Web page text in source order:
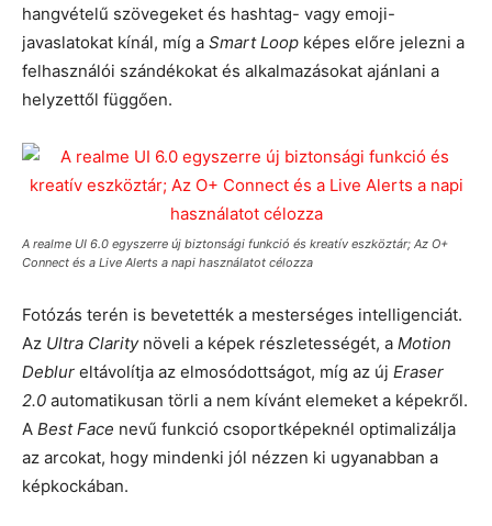
hangvételű szövegeket és hashtag- vagy emoji-
javaslatokat kínál, míg a Smart Loop képes előre jelezni a
felhasználói szándékokat és alkalmazásokat ajánlani a
helyzettől függően.
A realme UI 6.0 egyszerre új biztonsági funkció és kreatív eszköztár; Az O+
Connect és a Live Alerts a napi használatot célozza
Fotózás terén is bevetették a mesterséges intelligenciát.
Az Ultra Claritynöveli a képek részletességét, a Motion
Deblur eltávolítja az elmosódottságot, míg az új Eraser
2.0 automatikusan törli a nem kívánt elemeket a képekről.
A Best Face nevű funkció csoportképeknél optimalizálja
az arcokat, hogy mindenki jól nézzen ki ugyanabban a
képkockában.